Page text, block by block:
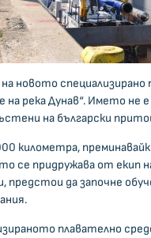
новото специализирано
на река Дунав“. Името
на български
километра,
се придружава от екип
предстои да започне
плавателно